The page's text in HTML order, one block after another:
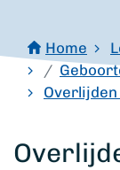
Home